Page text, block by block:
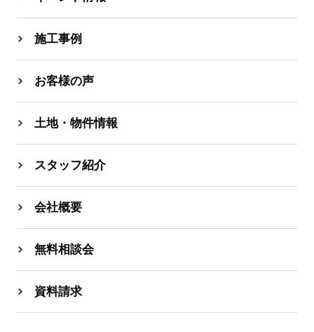
施工事例
お客様の声
土地・物件情報
スタッフ紹介
会社概要
無料相談会
資料請求